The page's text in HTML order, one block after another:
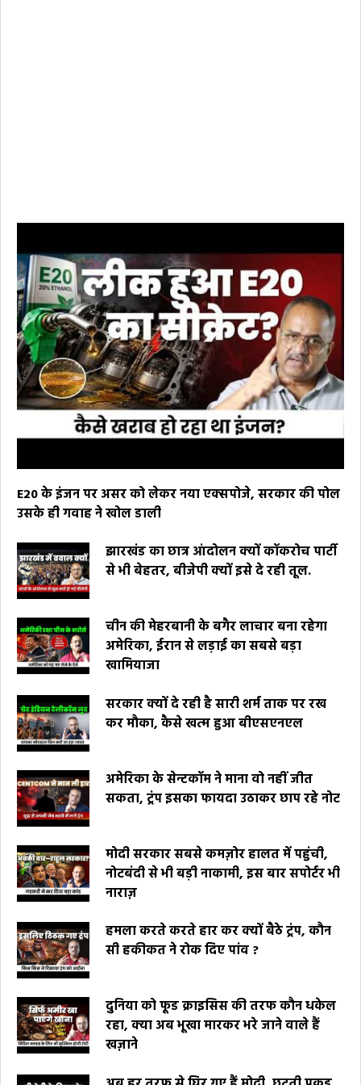
E20 के इंजन पर असर को लेकर नया एक्सपोजे, सरकार की पोल
उसके ही गवाह ने खोल डाली
झारखंड का छात्र आंदोलन क्यों कॉकरोच पार्टी
से भी बेहतर, बीजेपी क्यों इसे दे रही तूल.
चीन की मेहरबानी के बगैर लाचार बना रहेगा
अमेरिका, ईरान से लड़ाई का सबसे बड़ा
खामियाजा
सरकार क्यों दे रही है सारी शर्म ताक पर रख
कर मौका, कैसे खत्म हुआ बीएसएनएल
अमेरिका के सेन्टकॉम ने माना वो नहीं जीत
सकता, ट्रंप इसका फायदा उठाकर छाप रहे नोट
मोदी सरकार सबसे कमज़ोर हालत में पहुंची,
नोटबंदी से भी बड़ी नाकामी, इस बार सपोर्टर भी
नाराज़
हमला करते करते हार कर क्यों बैठे ट्रंप, कौन
सी हकीकत ने रोक दिए पांव ?
दुनिया को फूड क्राइसिस की तरफ कौन धकेल
रहा, क्या अब भूखा मारकर भरे जाने वाले हैं
खज़ाने